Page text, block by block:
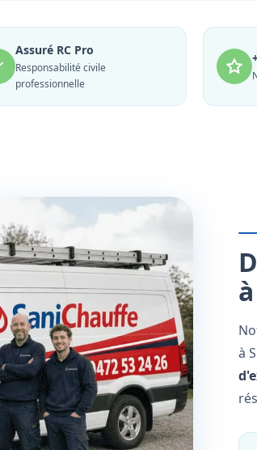
Assuré RC Pro
Responsabilité civile
professionnelle
à